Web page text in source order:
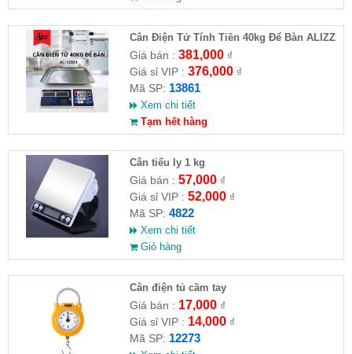
Cân Điện Tử Tính Tiền 40kg Để Bàn ALIZZ
AL-13861
Giá bán : 381,000₫
Giá sỉ VIP : 376,000₫
Mã SP: 13861
Xem chi tiết
Tạm hết hàng
Cân tiểu ly 1 kg
Giá bán : 57,000₫
Giá sỉ VIP : 52,000₫
Mã SP: 4822
Xem chi tiết
Giỏ hàng
Cân điện tủ cầm tay
Giá bán : 17,000₫
Giá sỉ VIP : 14,000₫
Mã SP: 12273